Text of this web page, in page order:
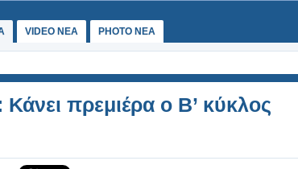
VIDEO NEA PHOTO NEA
Κάνει πρεμιέρα ο Β’ κύκλος